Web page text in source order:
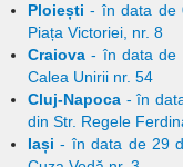
Ploiești - în data de
Piața Victoriei, nr. 8
Craiova - în data de
Calea Unirii nr. 54
Cluj-Napoca - în
din Str. Regele
Iași - în data de 29